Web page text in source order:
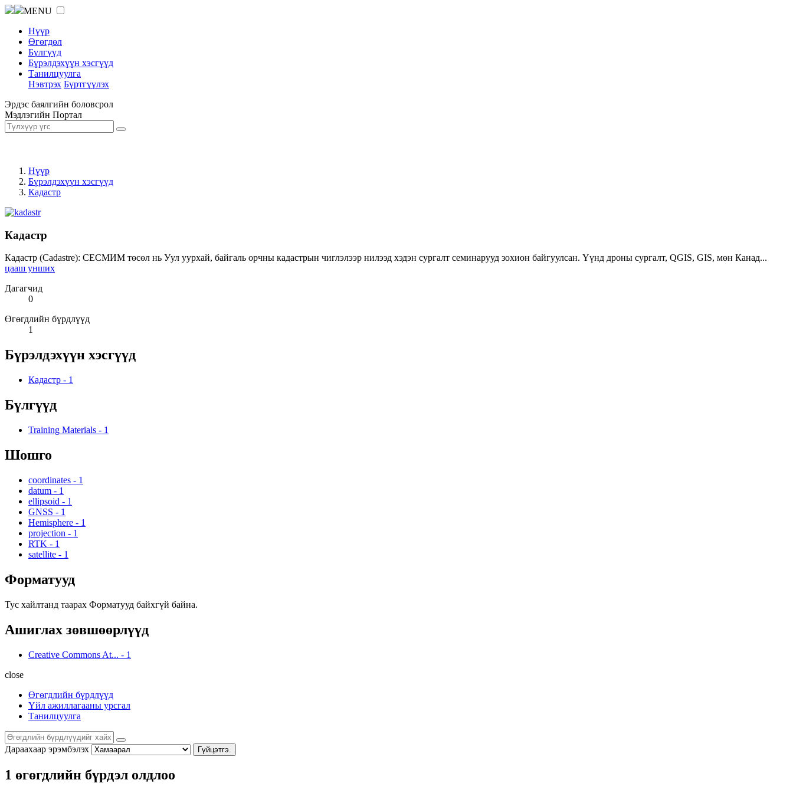
MENU
Нүүр
Өгөгдөл
Бүлгүүд
Бүрэлдэхүүн хэсгүүд
Танилцуулга
Нэвтрэх Бүртгүүлэх
Эрдэс баялгийн боловсрол
Мэдлэгийн Портал
Нүүр
Бүрэлдэхүүн хэсгүүд
Кадастр
Кадастр
Кадастр (Cadastre): СЕСМИМ төсөл нь Уул уурхай, байгаль орчны кадастрын чиглэлээр нилээд хэдэн сургалт семинарууд зохион байгуулсан. Үүнд дроны сургалт, QGIS, GIS, мөн Канад...
цааш унших
Дагагчид
0
Өгөгдлийн бүрдлүүд
1
Бүрэлдэхүүн хэсгүүд
Кадастр - 1
Бүлгүүд
Training Materials - 1
Шошго
coordinates - 1
datum - 1
ellipsoid - 1
GNSS - 1
Hemisphere - 1
projection - 1
RTK - 1
satellite - 1
Форматууд
Тус хайлтанд таарах Форматууд байхгүй байна.
Ашиглах зөвшөөрлүүд
Creative Commons At... - 1
close
Өгөгдлийн бүрдлүүд
Үйл ажиллагааны урсгал
Танилцуулга
Дараахаар эрэмбэлэх Гүйцэтгэ.
1 өгөгдлийн бүрдэл олдлоо